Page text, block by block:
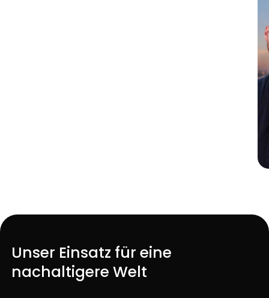
Unser Einsatz für eine
nachaltigere Welt